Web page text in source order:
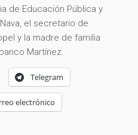
de Educación Pública y
el secretario de
y la madre de familia
Martínez.
Telegram
electrónico